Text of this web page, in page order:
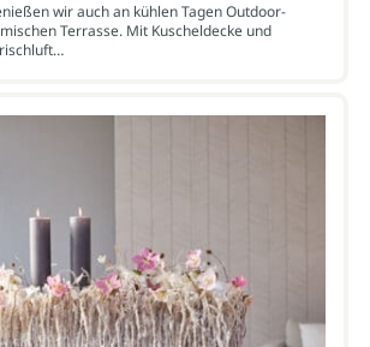
wir auch an kühlen Tagen Outdoor-
Terrasse. Mit Kuscheldecke und